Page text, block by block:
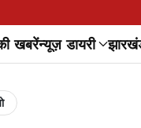
खबरेंन्यूज़ डायरी